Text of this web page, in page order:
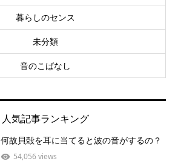
暮らしのセンス
未分類
音のこばなし
人気記事ランキング
何故貝殻を耳に当てると波の音がするの？
54,056 views